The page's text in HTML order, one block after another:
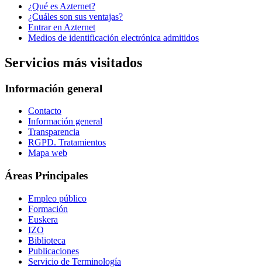
¿Qué es Azternet?
¿Cuáles son sus ventajas?
Entrar en Azternet
Medios de identificación electrónica admitidos
Servicios más visitados
Información general
Contacto
Información general
Transparencia
RGPD. Tratamientos
Mapa web
Áreas Principales
Empleo público
Formación
Euskera
IZO
Biblioteca
Publicaciones
Servicio de Terminología